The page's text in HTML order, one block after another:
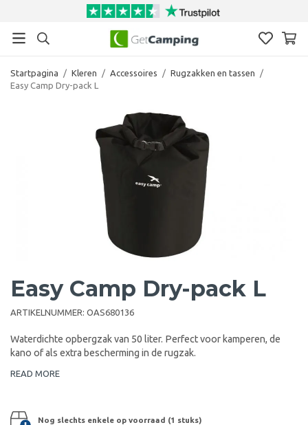
Startpagina / Kleren / Accessoires / Rugzakken en tassen
/
Easy Camp Dry-pack L
Easy Camp Dry-pack L
ARTIKELNUMMER: OAS680136
Waterdichte opbergzak van 50 liter. Perfect voor kamperen, de
kano of als extra bescherming in de rugzak.
READ MORE
Nog slechts enkele op voorraad (1 stuks)